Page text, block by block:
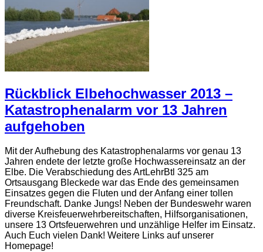
Rückblick Elbehochwasser 2013 –
Katastrophenalarm vor 13 Jahren
aufgehoben
Mit der Aufhebung des Katastrophenalarms vor genau 13
Jahren endete der letzte große Hochwassereinsatz an der
Elbe. Die Verabschiedung des ArtLehrBtl 325 am
Ortsausgang Bleckede war das Ende des gemeinsamen
Einsatzes gegen die Fluten und der Anfang einer tollen
Freundschaft. Danke Jungs! Neben der Bundeswehr waren
diverse Kreisfeuerwehrbereitschaften, Hilfsorganisationen,
unsere 13 Ortsfeuerwehren und unzählige Helfer im Einsatz.
Auch Euch vielen Dank! Weitere Links auf unserer
Homepage!